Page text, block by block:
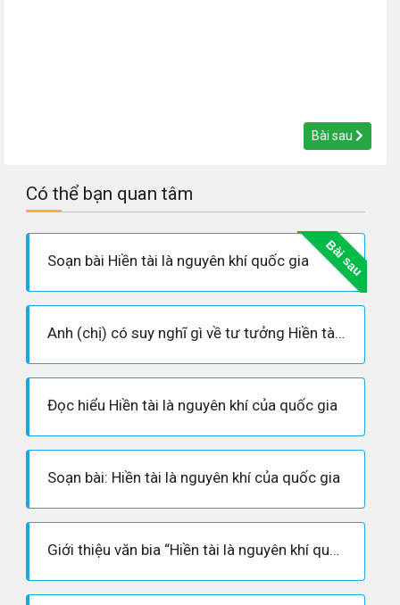
Bài sau
Có thể bạn quan tâm
Bài sau
Soạn bài Hiền tài là nguyên khí quốc gia
Anh (chị) có suy nghĩ gì về tư tưởng Hiền tài là nguyên khí quốc gia của Thân Nhân Trung
Đọc hiểu Hiền tài là nguyên khí của quốc gia
Soạn bài: Hiền tài là nguyên khí của quốc gia
Giới thiệu văn bia “Hiền tài là nguyên khí quốc gia” của Thân Nhân Trung